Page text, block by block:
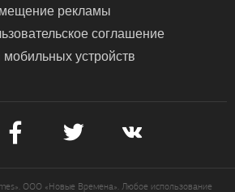
рекламы
соглашение
устройств
ООО «Новые Времена». Любое использование